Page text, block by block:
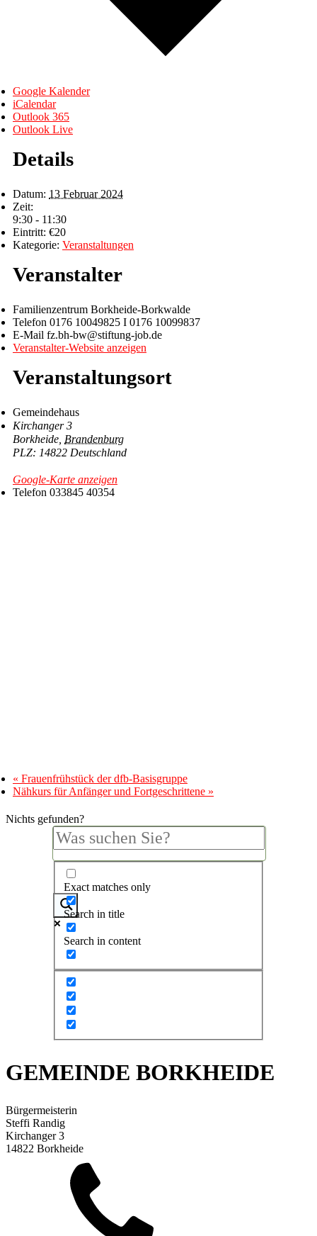
Google Kalender
iCalendar
Outlook 365
Outlook Live
Details
Datum: 13 Februar 2024
Zeit:
9:30 - 11:30
Eintritt: €20
Kategorie: Veranstaltungen
Veranstalter
Familienzentrum Borkheide-Borkwalde
Telefon 0176 10049825 I 0176 10099837
E-Mail fz.bh-bw@stiftung-job.de
Veranstalter-Website anzeigen
Veranstaltungsort
Gemeindehaus
Kirchanger 3
Borkheide Brandenburg
14822 Deutschland
Google-Karte anzeigen
Telefon 033845 40354
« Frauenfrühstück der dfb-Basisgruppe
Nähkurs für Anfänger und Fortgeschrittene »
Nichts gefunden?
Exact matches only
Search in title
Search in content
GEMEINDE BORKHEIDE
Bürgermeisterin
Steffi Randig
Kirchanger 3
14822 Borkheide